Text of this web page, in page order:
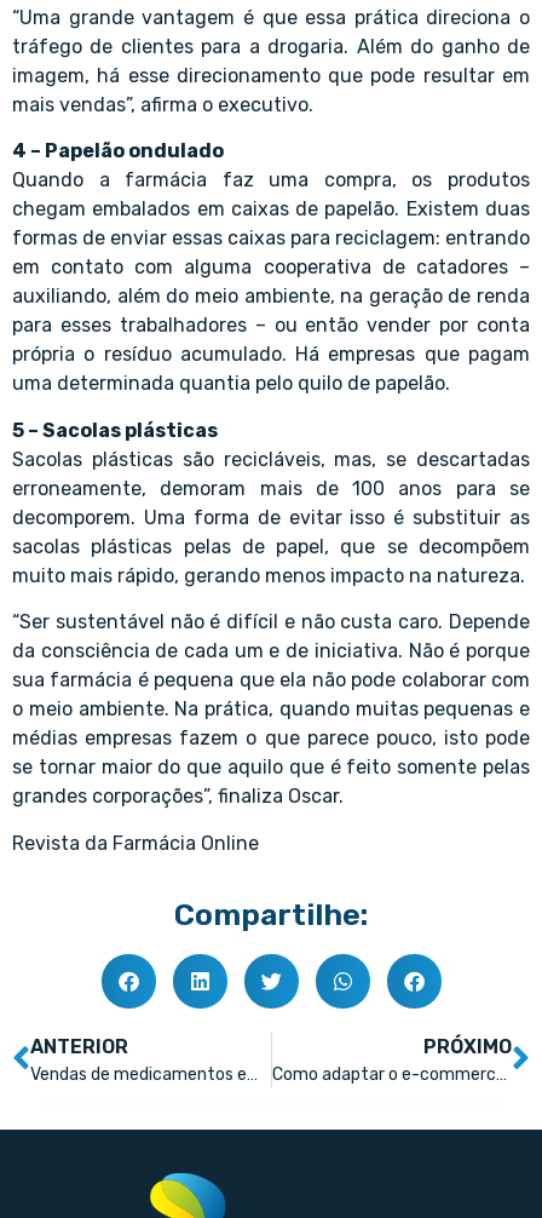
“Uma grande vantagem é que essa prática direciona o
tráfego de clientes para a drogaria. Além do ganho de
imagem, há esse direcionamento que pode resultar em
mais vendas”, afirma o executivo.
4 – Papelão ondulado
Quando a farmácia faz uma compra, os produtos
chegam embalados em caixas de papelão. Existem duas
formas de enviar essas caixas para reciclagem: entrando
em contato com alguma cooperativa de catadores –
auxiliando, além do meio ambiente, na geração de renda
para esses trabalhadores – ou então vender por conta
própria o resíduo acumulado. Há empresas que pagam
uma determinada quantia pelo quilo de papelão.
5 – Sacolas plásticas
Sacolas plásticas são recicláveis, mas, se descartadas
erroneamente, demoram mais de 100 anos para se
decomporem. Uma forma de evitar isso é substituir as
sacolas plásticas pelas de papel, que se decompõem
muito mais rápido, gerando menos impacto na natureza.
“Ser sustentável não é difícil e não custa caro. Depende
da consciência de cada um e de iniciativa. Não é porque
sua farmácia é pequena que ela não pode colaborar com
o meio ambiente. Na prática, quando muitas pequenas e
médias empresas fazem o que parece pouco, isto pode
se tornar maior do que aquilo que é feito somente pelas
grandes corporações”, finaliza Oscar.
Revista da Farmácia Online
Compartilhe:
ANTERIOR
Vendas de medicamentos em e-commerces crescem 56,8%
PRÓXIMO
Como adaptar o e-commerce da sua farmácia para o público sênior